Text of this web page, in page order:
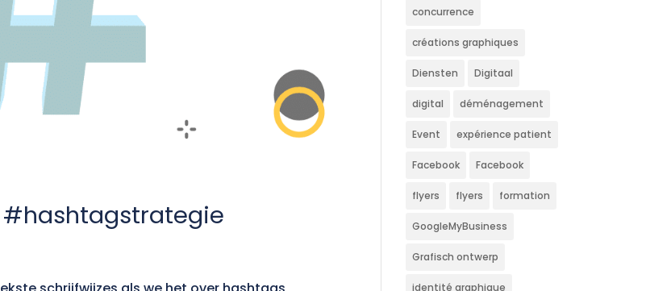
#hashtagstrategie
concurrence
créations graphiques
Diensten Digitaal
digital déménagement
Event expérience patient
Facebook Facebook
flyers flyers formation
GoogleMyBusiness
Grafisch ontwerp
identité graphique